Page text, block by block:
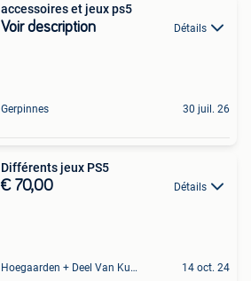
accessoires et jeux ps5
Voir description Détails
Gerpinnes 30 juil. 26
Différents jeux PS5
€ 70,00 Détails
Hoegaarden + Deel Van Kumtich + Deel Van Tienen 14 oct. 24